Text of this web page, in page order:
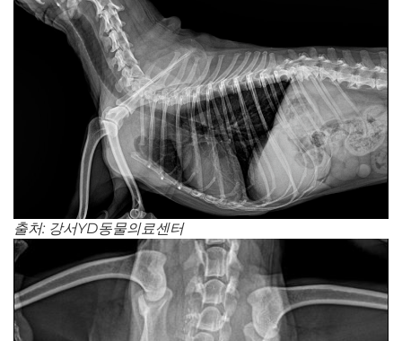
출처: 강서YD동물의료센터